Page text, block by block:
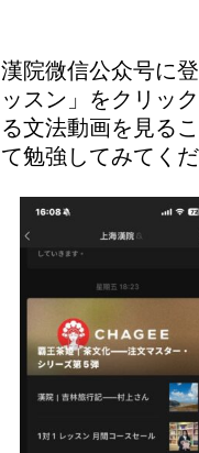
漢院微信公众号に
ッスン」をクリッ
る文法動画を見る
て勉強してみてく